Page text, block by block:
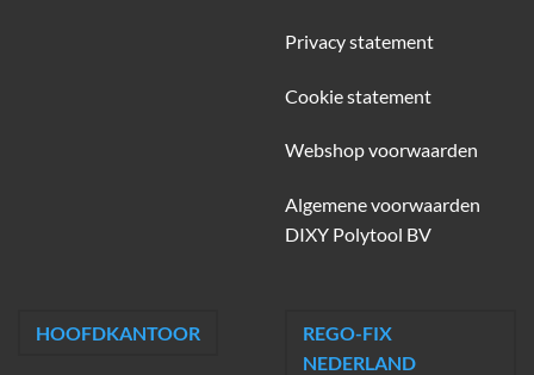
Privacy statement
Cookie statement
Webshop voorwaarden
Algemene voorwaarden
DIXY Polytool BV
HOOFDKANTOOR
REGO-FIX
NEDERLAND